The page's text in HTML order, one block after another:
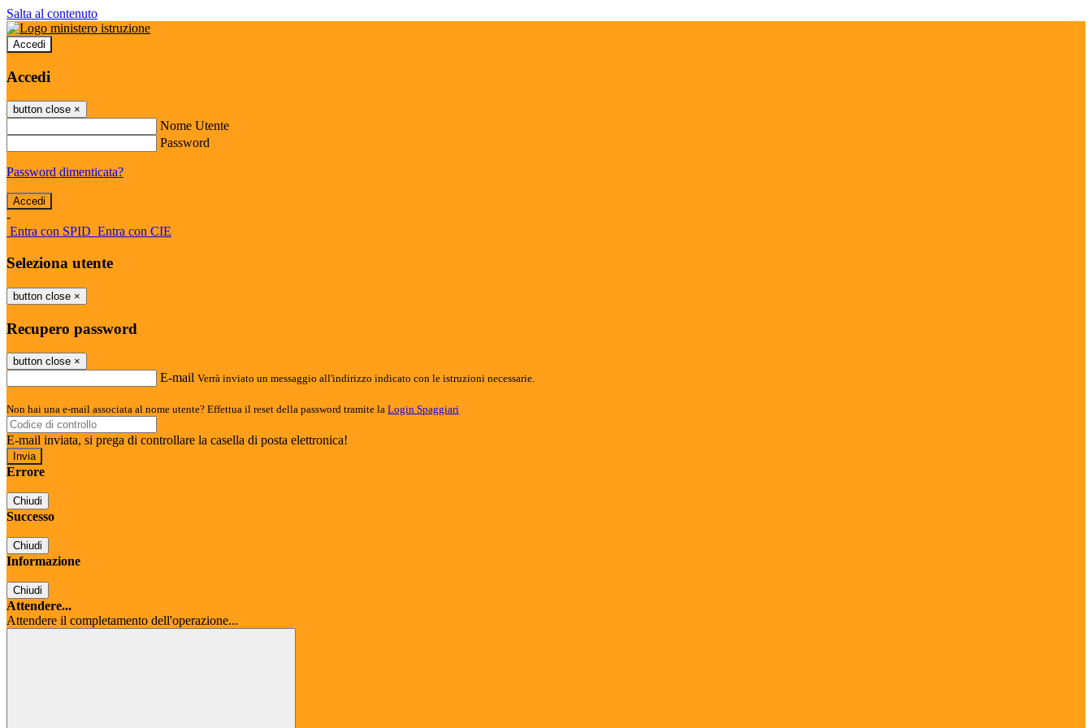
Salta al contenuto
Accedi
Accedi
button close ×
Nome Utente
Password
Password dimenticata?
-
Entra con SPID Entra con CIE
Seleziona utente
button close ×
Recupero password
button close ×
E-mail Verrà inviato un messaggio all'indirizzo indicato con le istruzioni necessarie.
Non hai una e-mail associata al nome utente? Effettua il reset della password tramite la Login Spaggiari
E-mail inviata, si prega di controllare la casella di posta elettronica!
Errore
Chiudi
Successo
Chiudi
Informazione
Chiudi
Attendere...
Attendere il completamento dell'operazione...